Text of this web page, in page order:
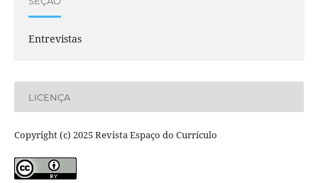
Entrevistas
LICENÇA
Copyright (c) 2025 Revista Espaço do Currículo